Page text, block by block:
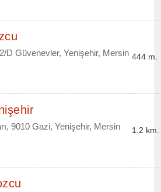
D Güvenevler, Yenişehir, Mersin 444 m.
9010 Gazi, Yenişehir, Mersin 1.2 km.